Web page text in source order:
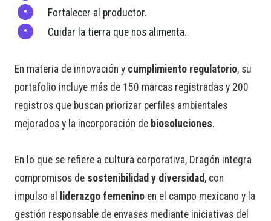
Fortalecer al productor.
Cuidar la tierra que nos alimenta.
En materia de innovación y cumplimiento regulatorio, su
portafolio incluye más de 150 marcas registradas y 200
registros que buscan priorizar perfiles ambientales
mejorados y la incorporación de biosoluciones.
En lo que se refiere a cultura corporativa, Dragón integra
compromisos de sostenibilidad y diversidad , con
impulso al
liderazgo femenino en el campo mexicano y la
gestión responsable de envases mediante iniciativas del